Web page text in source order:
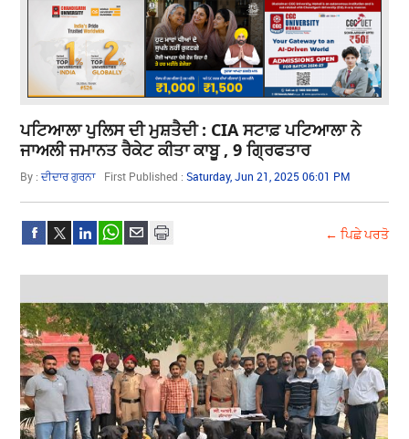
ਪਟਿਆਲਾ ਪੁਲਿਸ ਦੀ ਮੁਸ਼ਤੈਦੀ : CIA ਸਟਾਫ਼ ਪਟਿਆਲਾ ਨੇ
ਜਾਅਲੀ ਜਮਾਨਤ ਰੈਕੇਟ ਕੀਤਾ ਕਾਬੂ , 9 ਗ੍ਰਿਫਤਾਰ
By :ਦੀਦਾਰ ਗੁਰਨਾ First Published :Saturday, Jun 21, 2025 06:01 PM
← ਪਿਛੇ ਪਰਤੋ